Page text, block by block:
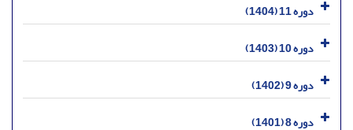
دوره 11 (1404)
دوره 10 (1403)
دوره 9 (1402)
دوره 8 (1401)